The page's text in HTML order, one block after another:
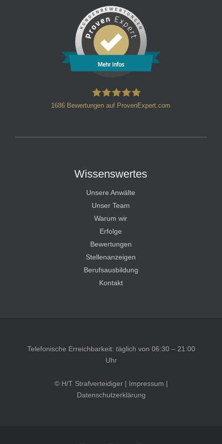
Mehr Infos
1686 Bewertungen auf ProvenExpert.com
Wissenswertes
Unsere Anwälte
Unser Team
Warum wir
Erfolge
Bewertungen
Stellenanzeigen
Berufsausbildung
Kontakt
Telefonische Erreichbarkeit: täglich von 06:30 – 21:00
Uhr
© H/T Strafverteidiger | Impressum |
Datenschutzerklärung